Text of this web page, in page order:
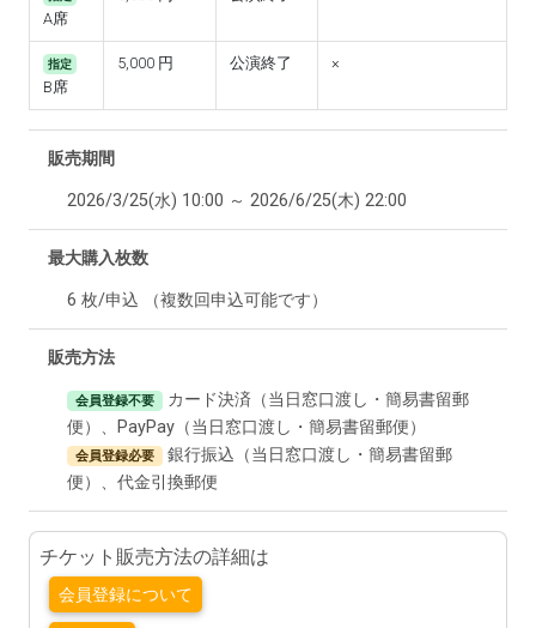
A席
指定
B席
5,000 円 公演終了 ×
販売期間
2026/3/25(水) 10:00 ～ 2026/6/25(木) 22:00
最大購入枚数
6 枚/申込 （複数回申込可能です）
販売方法
会員登録不要
カード決済（当日窓口渡し・簡易書留郵
便）、PayPay（当日窓口渡し・簡易書留郵便）
会員登録必要
銀行振込（当日窓口渡し・簡易書留郵
便）、代金引換郵便
チケット販売方法の詳細は
会員登録について